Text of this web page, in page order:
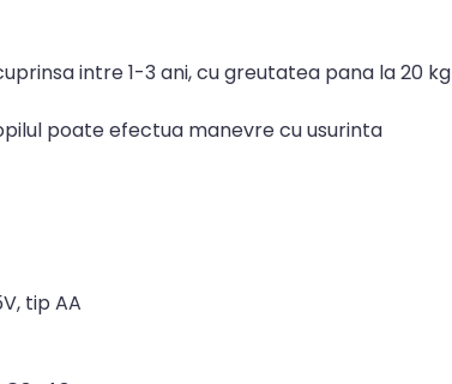
intre 1-3 ani, cu greutatea pana la 20 kg
poate efectua manevre cu usurinta
tip AA